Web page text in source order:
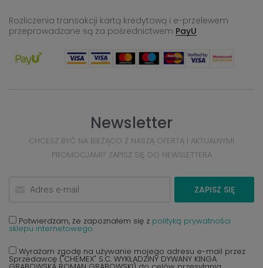
Rozliczenia transakcji kartą kredytową i e-przelewem
przeprowadzane są za pośrednictwem PayU
Newsletter
CHCESZ BYĆ NA BIEŻĄCO Z NASZĄ OFERTĄ I AKTUALNYMI
PROMOCJAMI? ZAPISZ SIĘ DO NEWSLETTERA
ZAPISZ SIĘ
Potwierdzam, że zapoznałem się z polityką prywatności
sklepu internetowego.
Wyrażam zgodę na używanie mojego adresu e-mail przez
Sprzedawcę ("CHEMEX" S.C. WYKŁADZINY DYWANY KINGA